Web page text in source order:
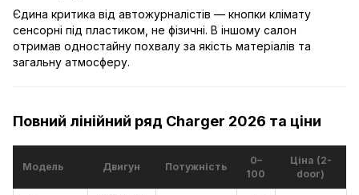
Єдина критика від автожурналістів — кнопки клімату
сенсорні під пластиком, не фізичні. В іншому салон
отримав одностайну похвалу за якість матеріалів та
загальну атмосферу.
Повний лінійний ряд Charger 2026 та ціни
Модель Двигун Потужність
0–
100
Ціна (2-
door)